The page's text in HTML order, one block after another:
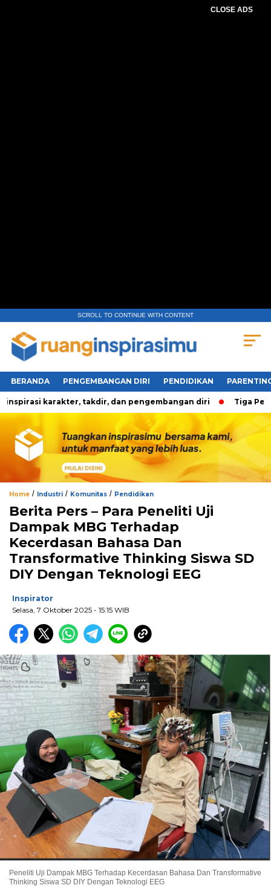
CLOSE ADS
SCROLL TO CONTINUE WITH CONTENT
BERANDA PENGEMBANGAN DIRI PENDIDIKAN
karakter, takdir, dan pengembangan diri Tiga
Home / Industri / Komunitas / Pendidikan
Berita Pers – Para Peneliti Uji
Dampak MBG Terhadap
Kecerdasan Bahasa Dan
Transformative Thinking Siswa SD
DIY Dengan Teknologi EEG
Inspirator
Selasa, 7 Oktober 2025 - 15:15 WIB
Peneliti Uji Dampak MBG Terhadap Kecerdasan Bahasa Dan Transformative
Thinking Siswa SD DIY Dengan Teknologi EEG